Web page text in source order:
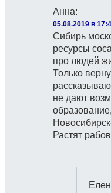
Анна:
05.08.2019 в
Сибирь
ресурсы
про людей
Только
не дают
Растят